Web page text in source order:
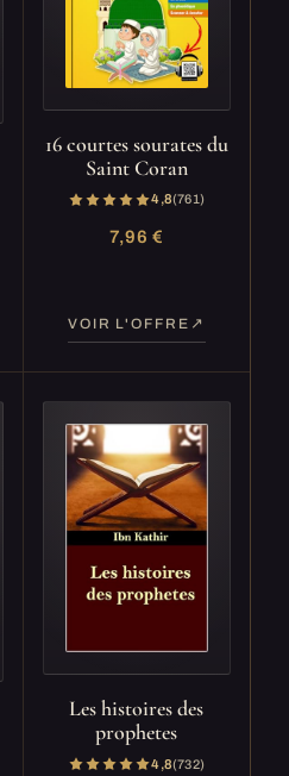
16 courtes sourates du
Saint Coran
4,8(761)
7,96 €
VOIR L'OFFRE
Les histoires des
prophetes
4,8(732)